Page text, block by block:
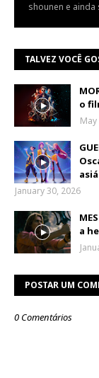
shounen e
TALVEZ VOCÊ
o
January 30, 2026
a
POSTAR UM
0 Comentários